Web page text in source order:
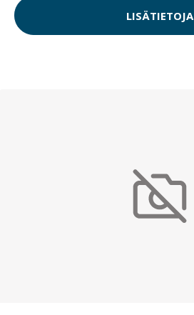
LISÄTIETOJA